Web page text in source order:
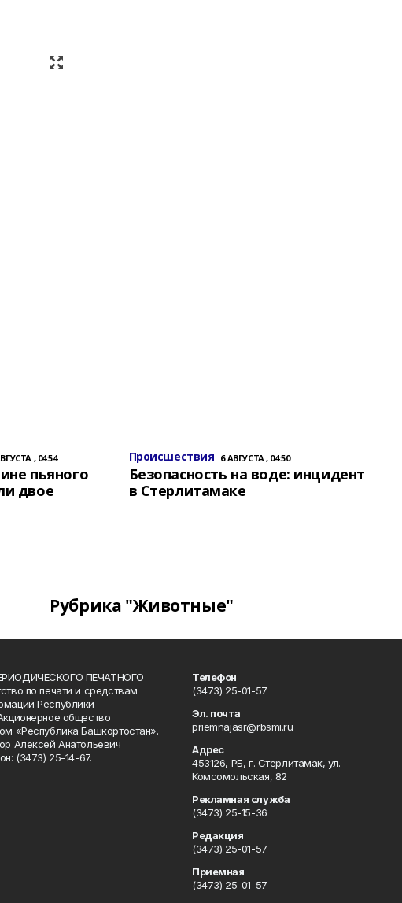
, 04:54
пьяного
двое
Происшествия 6 АВГУСТА , 04:50
Безопасность на воде: инцидент
в Стерлитамаке
Рубрика "Животные"
ПЕЧАТНОГО
по печати и средствам
Республики
общество
«Республика Башкортостан».
Алексей Анатольевич
(3473) 25-14-67.
Телефон
(3473) 25-01-57
Эл. почта
priemnajasr@rbsmi.ru
Адрес
453126, РБ, г. Стерлитамак, ул.
Комсомольская, 82
Рекламная служба
(3473) 25-15-36
Редакция
(3473) 25-01-57
Приемная
(3473) 25-01-57